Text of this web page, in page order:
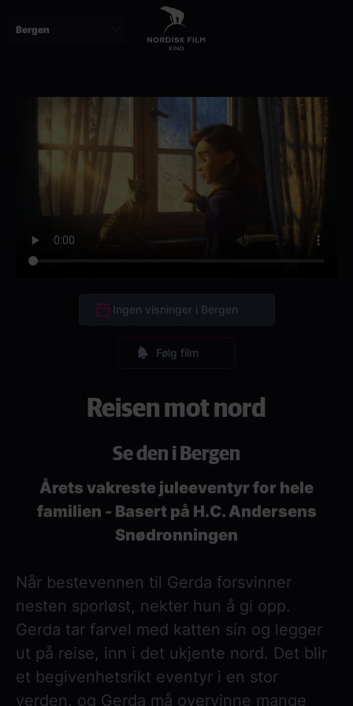
Ingen visninger i Bergen
Følg film
Reisen mot nord
Se den i Bergen
Årets vakreste juleeventyr for hele
familien - Basert på H.C. Andersens
Snødronningen
Når bestevennen til Gerda forsvinner
nesten sporløst, nekter hun å gi opp.
Gerda tar farvel med katten sin og legger
ut på reise, inn i det ukjente nord. Det blir
et begivenhetsrikt eventyr i en stor
verden, og Gerda må overvinne mange